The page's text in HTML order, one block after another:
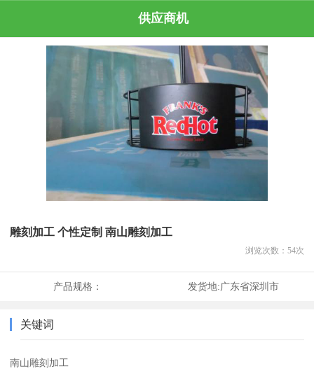
供应商机
雕刻加工 个性定制 南山雕刻加工
浏览次数： 54次
产品规格： 发货地:广东省深圳市
关键词
南山雕刻加工